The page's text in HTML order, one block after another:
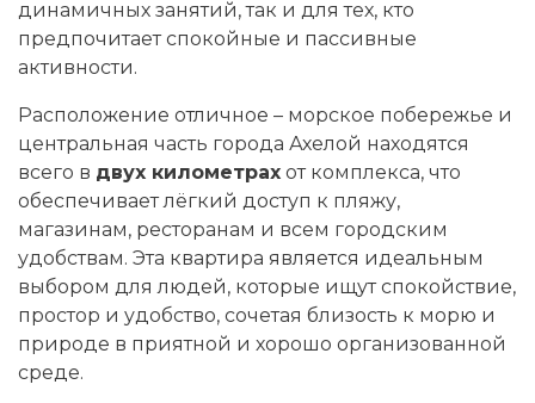
динамичных занятий, так и для тех, кто
предпочитает спокойные и пассивные
активности.
Расположение отличное – морское побережье и
центральная часть города Ахелой находятся
всего в двух километрах от комплекса, что
обеспечивает лёгкий доступ к пляжу,
магазинам, ресторанам и всем городским
удобствам. Эта квартира является идеальным
выбором для людей, которые ищут спокойствие,
простор и удобство, сочетая близость к морю и
природе в приятной и хорошо организованной
среде.